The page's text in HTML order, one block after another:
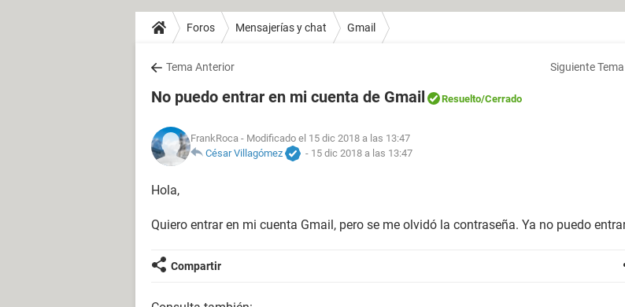
Foros Mensajerías y chat Gmail
Tema Anterior Siguiente Tema
No puedo entrar en mi cuenta de Gmail Resuelto/Cerrado
FrankRoca - Modificado el 15 dic 2018 a las 13:47
César Villagómez
- 15 dic 2018 a las 13:47
Hola,
Quiero entrar en mi cuenta Gmail, pero se me olvidó la contraseña. Ya no puedo
Compartir